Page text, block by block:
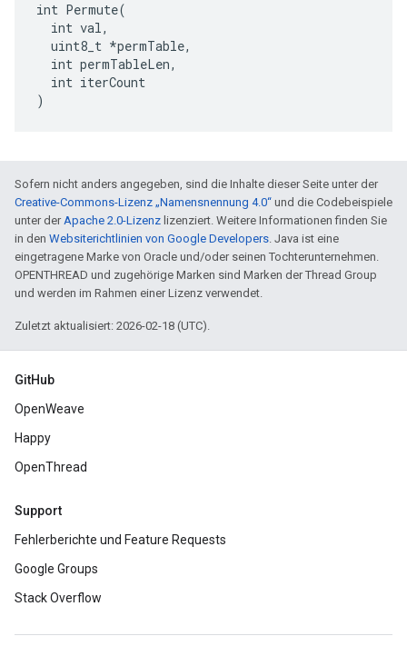
int Permute(
  int val,
  uint8_t *permTable,
  int permTableLen,
  int iterCount
)
Sofern nicht anders angegeben, sind die Inhalte dieser Seite unter der
Creative-Commons-Lizenz „Namensnennung 4.0“ und die Codebeispiele
unter derApache 2.0-Lizenz lizenziert. Weitere Informationen finden Sie
in den Websiterichtlinien von Google Developers. Java ist eine
eingetragene Marke von Oracle und/oder seinen Tochterunternehmen.
OPENTHREAD und zugehörige Marken sind Marken der Thread Group
und werden im Rahmen einer Lizenz verwendet.
Zuletzt aktualisiert: 2026-02-18 (UTC).
GitHub
OpenWeave
Happy
OpenThread
Support
Fehlerberichte und Feature Requests
Google Groups
Stack Overflow